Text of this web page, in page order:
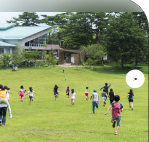
集一覧
すすめ
ート
ベント・祭り
ルメ・酒
コース
デルコース一覧
Hiroshima 公式ガイド
島もしもトラベル
たらしい非日常
ト・体験
ポット・体験一覧
島市周辺
ト